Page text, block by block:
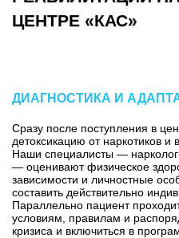
ЦЕНТРЕ «КАС»
ДИАГНОСТИКА И
Сразу после поступления в
детоксикацию от наркотиков и
Наши специалисты —
— оценивают физическое
зависимости и личностные
составить действительно
Параллельно пациент
условиям, правилам и
кризиса и включиться в